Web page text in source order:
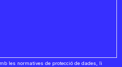
les normatives de protecció de dades, li